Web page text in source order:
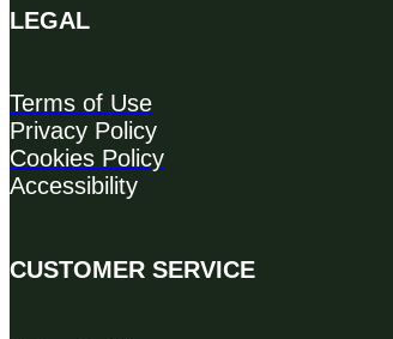
LEGAL
Terms of Use
Privacy Policy
Cookies Policy
Accessibility
CUSTOMER SERVICE